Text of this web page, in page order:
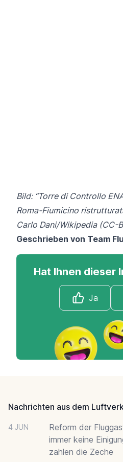
Bild: “Torre di Controllo
Roma-Fiumicino
Carlo Dani/Wikipedia(CC-
Geschrieben von Team
Hat Ihnen dieser
Ja
Nachrichten aus dem
4 JUN
Reform der
immer keine
zahlen die Zeche